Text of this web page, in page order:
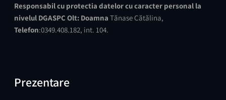
Responsabil cu protectia datelor cu caracter personal la
nivelul DGASPC Olt: Doamna Tănase Cătălina,
Telefon:0349.408.182, int. 104.
Prezentare